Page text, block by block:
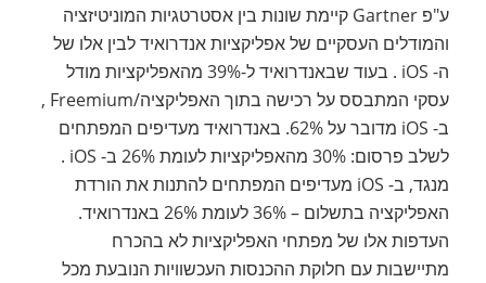
ע"פ Gartner קיימת שונות בין אסטרטגיות המוניטיזציה
והמודלים העסקיים של אפליקציות אנדרואיד לבין אלו של
ה- iOS . בעוד שבאנדרואיד ל-39% מהאפליקציות מודל
עסקי המתבסס על רכישה בתוך האפליקציה/Freemium ,
ב- iOS מדובר על 62%. באנדרואיד מעדיפים המפתחים
לשלב פרסום: 30% מהאפליקציות לעומת 26% ב- iOS .
מנגד, ב- iOS מעדיפים המפתחים להתנות את הורדת
האפליקציה בתשלום – 36% לעומת 26% באנדרואיד.
העדפות אלו של מפתחי האפליקציות לא בהכרח
מתיישבות עם חלוקת ההכנסות העכשוויות הנובעת מכל